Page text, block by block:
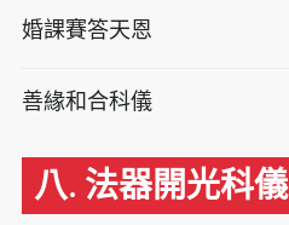
婚課賽答天恩
善緣和合科儀
八. 法器開光科儀